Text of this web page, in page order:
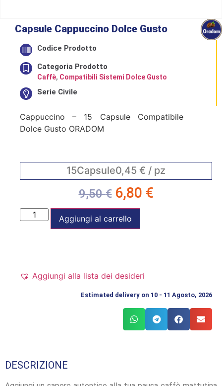
Capsule Cappuccino Dolce Gusto
Codice Prodotto
Categoria Prodotto
Caffè, Compatibili Sistemi Dolce Gusto
Serie Civile
Cappuccino – 15 Capsule Compatibile
Dolce Gusto ORADOM
15Capsule0,45 € / pz
9,50€ 6,80 €
Aggiungi al carrello
Aggiungi alla lista dei desideri
Estimated delivery on 10 - 11 Agosto, 2026
DESCRIZIONE